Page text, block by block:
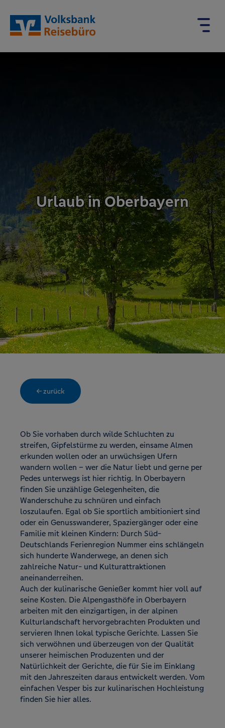
Urlaub in Oberbayern
← zurück
Ob Sie vorhaben durch wilde Schluchten zu
streifen, Gipfelstürme zu werden, einsame Almen
erkunden wollen oder an urwüchsigen Ufern
wandern wollen – wer die Natur liebt und gerne per
Pedes unterwegs ist hier richtig. In Oberbayern
finden Sie unzählige Gelegenheiten, die
Wanderschuhe zu schnüren und einfach
loszulaufen. Egal ob Sie sportlich ambitioniert sind
oder ein Genusswanderer, Spaziergänger oder eine
Familie mit kleinen Kindern: Durch Süd-
Deutschlands Ferienregion Nummer eins schlängeln
sich hunderte Wanderwege, an denen sich
zahlreiche Natur- und Kulturattraktionen
aneinanderreihen.
Auch der kulinarische Genießer kommt hier voll auf
seine Kosten. Die Alpengasthöfe in Oberbayern
arbeiten mit den einzigartigen, in der alpinen
Kulturlandschaft hervorgebrachten Produkten und
servieren Ihnen lokal typische Gerichte. Lassen Sie
sich verwöhnen und überzeugen von der Qualität
unserer heimischen Produzenten und der
Natürlichkeit der Gerichte, die für Sie im Einklang
mit den Jahreszeiten daraus entwickelt werden. Vom
einfachen Vesper bis zur kulinarischen Hochleistung
finden Sie hier alles.